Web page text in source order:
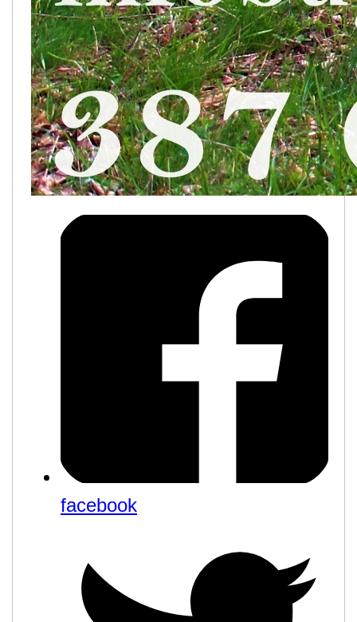
facebook